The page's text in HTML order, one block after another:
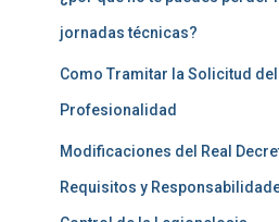
jornadas técnicas?
Como Tramitar la Solicitud
Profesionalidad
Modificaciones del Real
Requisitos y